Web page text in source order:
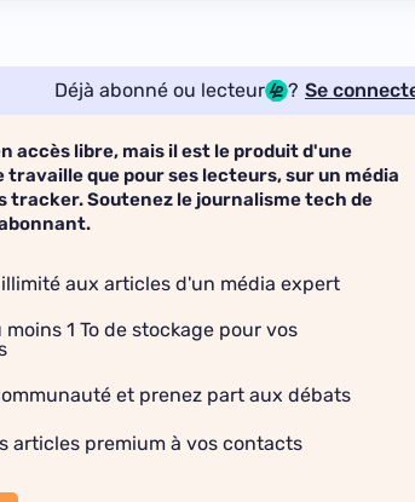
Déjà abonné ou lecteur ? Se
accès libre, mais il est le produit d'une
travaille que pour ses lecteurs, sur un média
tracker. Soutenez le journalisme tech de
aux articles d'un média expert
1 To de stockage pour vos
et prenez part aux débats
articles premium à vos contacts